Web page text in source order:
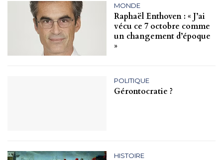
MONDE
Raphaël Enthoven : « J’ai
vécu ce 7 octobre comme
un changement d’époque
»
POLITIQUE
Gérontocratie ?
HISTOIRE